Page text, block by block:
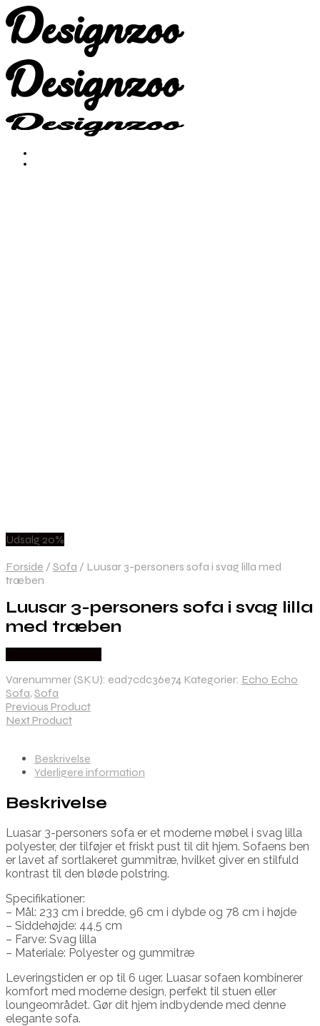
Udsalg 20%
Forside / Sofa / Luusar 3-personers sofa i svag lilla med
træben
Luusar 3-personers sofa i svag lilla
med træben
Varenummer (SKU): ead7cdc36e74 Kategorier: Echo Echo
Sofa, Sofa
Previous Product
Next Product
Beskrivelse
Yderligere information
Beskrivelse
Luasar 3-personers sofa er et moderne møbel i svag lilla
polyester, der tilføjer et friskt pust til dit hjem. Sofaens ben
er lavet af sortlakeret gummitræ, hvilket giver en stilfuld
kontrast til den bløde polstring.
Specifikationer:
– Mål: 233 cm i bredde, 96 cm i dybde og 78 cm i højde
– Siddehøjde: 44,5 cm
– Farve: Svag lilla
– Materiale: Polyester og gummitræ
Leveringstiden er op til 6 uger. Luasar sofaen kombinerer
komfort med moderne design, perfekt til stuen eller
loungeområdet. Gør dit hjem indbydende med denne
elegante sofa.